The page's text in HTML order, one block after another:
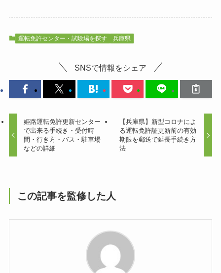
運転免許センター・試験場を探す 兵庫県
SNSで情報をシェア
姫路運転免許更新センター
で出来る手続き・受付時
間・行き方・バス・駐車場
などの詳細
【兵庫県】新型コロナによ
る運転免許証更新前の有効
期限を郵送で延長手続き方
法
この記事を監修した人